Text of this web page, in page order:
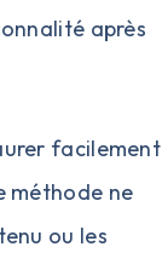
après
facilement
méthode ne
ou les